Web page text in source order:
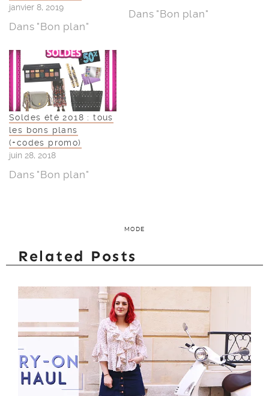
janvier 8, 2019
Dans "Bon plan"
Dans "Bon plan"
Soldes été 2018 : tous
les bons plans
(+codes promo)
juin 28, 2018
Dans "Bon plan"
MODE
Related Posts